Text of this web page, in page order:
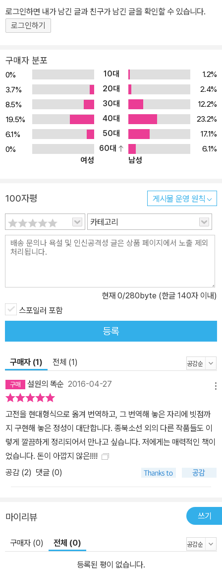
당의 대화』에 자세히 밝혀져 있다. 《종북소선》은 학계에 그리 널리
알려져 있는 책이 아니며, 본격적인 연구도 이루어져 있지 않다. 하지
만 이 책은 한국 비평사와 정신사에서 대단히 주목해야 할 문제적 저
모를 보여주는 귀중한 저작이다. 이에 돌베개는 이덕무의 평선서(評
選書) 《종북소선》의 국역본 『종북소선』(부록으로 영인본 첨부)을
출간하고, 이 책에 대한 연구서인 『연암과 선귤당의 대화』를 동시에
출간함으로써, 이덕무의 비평가로서의 면모를 보여줌과 동시에 그의
미학적 깊이와 통찰력, 고도의 정신적 사유를 조망하고자 한다. 또한
중세시대 비평의 미학과 근대비평에서는 결코 볼 수 없는 작가와 비
평가 간의 고도의 정신적 대화를 독자들에게 선보이고자 한다. 이덕
무의 비평서 《종북소선》 《종북소선》은 선귤당(蟬橘堂) 이덕무(李
5)의 글 10편을 뽑아 평점(評點)을 붙인 필사본 책이다. ‘평점’은 평
어(評語)와 권점(圈點)을 말한다. ‘평어’는 논평한 말이고, ‘권점’은
원권(圓圈)과 방점(旁點)을 말한다. ‘원권’은 글 옆에 친 동그라미,
방점은 글 옆에 찍은 점을 말한다. 《종북소선》은 대전의 박지원 후손
가에 소장되어 있던 책인데, 1987년에 처음 학계에 공개되었다(현재
는 원자료의 촬영본만이 남아 있고, 원자료는 그 종적이 묘연하다).
쪽이라는 뜻이다. 당시 이덕무는 지금의 탑골공원 일대인 대사동(大
寺洞)에 집이 있었으며, ‘종북’은 그의 거주지를 가리킨다. ‘소선’은
작은 선집이라는 뜻이다. 요컨대, ‘종북소선’이라는 책명은 ‘이덕무가
(국립민속박물관에 소장되어 있는 이덕무의 친필본 《영처고》와 비교
해 보면 그 사실을 알 수 있다). 이덕무는 박지원의 작품 10편을 뽑고
이를 필사한 뒤, 거기에 권점을 붙이고, 구두점을 찍고, 여러 가지 형
식의 평어를 붙였다. 글자의 한 필획 한 필획은 물론이려니와, 권점 하
나, 구두점 하나에도 심혈을 기울인 흔적이 역력하다. 그리고 전체 서
문을 썼다. 이 책에 쏟은 이덕무의 정성을 짐작할 수 있다. 《종북소
선》에 대한 논란: 《종북소선》은 누가 만든 책인가? 《종북소선》은 이
덕무의 서문 1편과 박지원의 글 10편으로 구성된 책이다. 지금까지
이 책은 박지원의 자찬(自撰) 산문집으로 오해되고 있으며, 심지어
이 책의 서문까지도 박지원의 작품으로 오해되고 있는 실정이다. 서
아들 박종채(朴宗采, 1780∼1835)에서 비롯되었다. 그는 아버지
박지원의 문집을 편찬할 때, 이덕무가 지은 서문을 「‘종북소선’ 자서」
라는 이름으로 《연암집》에 싣는 한편, 《연암집》 권14와 권15에 《종
북소선》을 배치하였다. 그렇다면 《종북소선》은 누가 만든 책인가?
로그인하면 내가 남긴 글과 친구가 남긴 글을 확인할 수 있습니다.
로그인하기
구매자 분포
0% 10대
1.2%
3.7%
20대
2.4%
8.5%
30대
12.2%
19.5%
40대
23.2%
6.1%
50대
17.1%
0%
60대
6.1%
여성
남성
100자평 게시물 운영 원칙
카테고리
현재 0/280byte (한글 140자 이내)
스포일러 포함
등록
구매자 (1) 전체 (1)
설원의 똑순 2016-04-27
고전을 현대형식으로 옮겨 번역하고, 그 번역해 놓은 자리에 빗점까
지 구현해 놓은 정성이 대단합니다. 종북소선 외의 다른 작품들도 이
렇게 깔끔하게 정리되어서 만나고 싶습니다. 저에게는 매력적인 책이
었습니다. 돈이 아깝지 않은!!!!
공감 (2) 댓글 (0)
마이리뷰 쓰기
구매자 (0) 전체 (0)
등록된 평이 없습니다.